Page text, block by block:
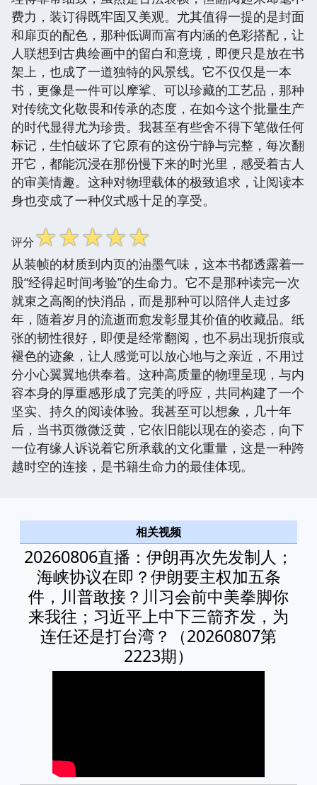
费力，装订得既牢固又美观。尤其值得一提的是封面
和扉页的配色，那种低调而富有内涵的色彩搭配，让
人联想到古典绘画中的留白和意境，即便只是放在书
架上，也成了一道独特的风景线。它不仅仅是一本
书，更像是一件可以摩挲、可以珍藏的工艺品，那种
对传统文化敬畏和传承的态度，在如今这个批量生产
的时代显得尤为珍贵。我甚至有些舍不得下笔做任何
标记，生怕破坏了它原有的这份宁静与完整，每次翻
开它，都能沉浸在那份慢下来的时光里，感受着古人
的审美情趣。这种对物理载体的极致追求，让阅读本
身也变成了一种仪式感十足的享受。
评分☆☆☆☆☆
从装帧的材质到内页的油墨气味，这本书都透露着一
股“经得起时间考验”的生命力。它不是那种读完一次
就束之高阁的快消品，而是那种可以陪伴人走过多
年，随着岁月的流逝而愈发彰显其价值的收藏品。纸
张的韧性很好，即便是经常翻阅，也不易出现折痕或
褪色的迹象，让人感觉可以放心地与之亲近，不用过
分小心翼翼地供奉着。这种高质量的物理呈现，与内
容本身的厚重感形成了完美的呼应，共同构建了一个
坚实、持久的阅读体验。我甚至可以想象，几十年
后，当书页微微泛黄，它依旧能以现在的姿态，向下
一位有缘人诉说着它所承载的文化重量，这是一种跨
越时空的连接，是书籍生命力的最佳体现。
相关视频
20260806直播：伊朗再次先发制人；
海峡协议在即？伊朗要主权加五条
件，川普敢接？川习会前中美拳脚你
来我往；习近平上中下三箭齐发，为
连任还是打台湾？（20260807第
2223期）